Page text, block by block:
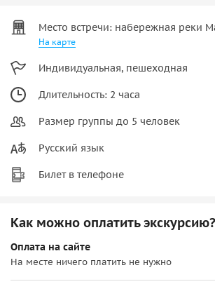
Место встречи: набережная реки
На карте
Индивидуальная, пешеходная
Длительность: 2 часа
Размер группы до 5 человек
Русский язык
Билет в телефоне
Как можно оплатить экскурсию?
Оплата на сайте
На месте ничего платить не нужно